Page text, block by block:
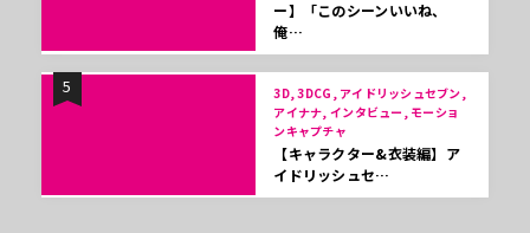
ー】「このシーンいいね、
俺…
5
3D, 3DCG, アイドリッシュセブン,
アイナナ, インタビュー, モーショ
ンキャプチャ
【キャラクター&衣装編】ア
イドリッシュセ…